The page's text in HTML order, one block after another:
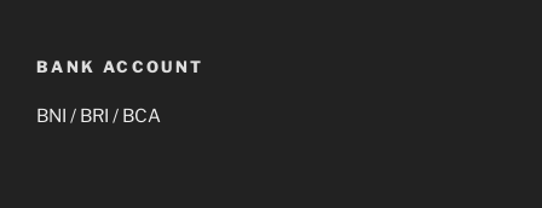
BANK ACCOUNT
BNI / BRI / BCA